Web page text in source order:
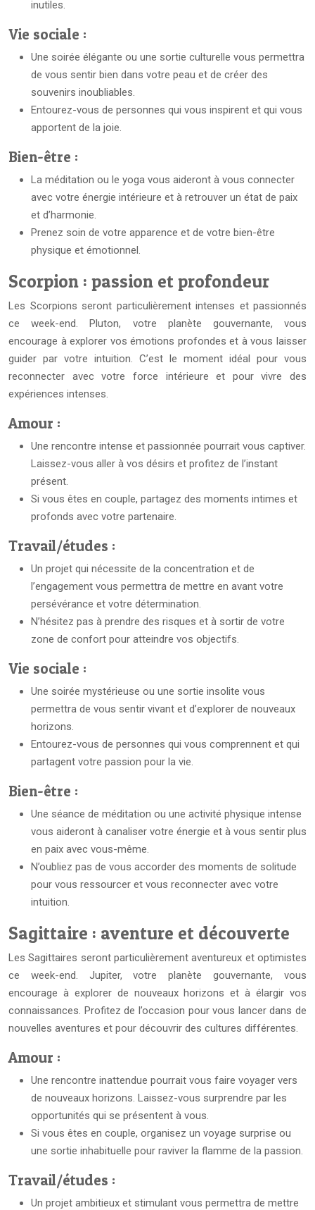
inutiles.
Vie sociale :
Une soirée élégante ou une sortie culturelle vous permettra
de vous sentir bien dans votre peau et de créer des
souvenirs inoubliables.
Entourez-vous de personnes qui vous inspirent et qui vous
apportent de la joie.
Bien-être :
La méditation ou le yoga vous aideront à vous connecter
avec votre énergie intérieure et à retrouver un état de paix
et d’harmonie.
Prenez soin de votre apparence et de votre bien-être
physique et émotionnel.
Scorpion : passion et profondeur
Les Scorpions seront particulièrement intenses et passionnés
ce week-end. Pluton, votre planète gouvernante, vous
encourage à explorer vos émotions profondes et à vous laisser
guider par votre intuition. C’est le moment idéal pour vous
reconnecter avec votre force intérieure et pour vivre des
expériences intenses.
Amour :
Une rencontre intense et passionnée pourrait vous captiver.
Laissez-vous aller à vos désirs et profitez de l’instant
présent.
Si vous êtes en couple, partagez des moments intimes et
profonds avec votre partenaire.
Travail/études :
Un projet qui nécessite de la concentration et de
l’engagement vous permettra de mettre en avant votre
persévérance et votre détermination.
N’hésitez pas à prendre des risques et à sortir de votre
zone de confort pour atteindre vos objectifs.
Vie sociale :
Une soirée mystérieuse ou une sortie insolite vous
permettra de vous sentir vivant et d’explorer de nouveaux
horizons.
Entourez-vous de personnes qui vous comprennent et qui
partagent votre passion pour la vie.
Bien-être :
Une séance de méditation ou une activité physique intense
vous aideront à canaliser votre énergie et à vous sentir plus
en paix avec vous-même.
N’oubliez pas de vous accorder des moments de solitude
pour vous ressourcer et vous reconnecter avec votre
intuition.
Sagittaire : aventure et découverte
Les Sagittaires seront particulièrement aventureux et optimistes
ce week-end. Jupiter, votre planète gouvernante, vous
encourage à explorer de nouveaux horizons et à élargir vos
connaissances. Profitez de l’occasion pour vous lancer dans de
nouvelles aventures et pour découvrir des cultures différentes.
Amour :
Une rencontre inattendue pourrait vous faire voyager vers
de nouveaux horizons. Laissez-vous surprendre par les
opportunités qui se présentent à vous.
Si vous êtes en couple, organisez un voyage surprise ou
une sortie inhabituelle pour raviver la flamme de la passion.
Travail/études :
Un projet ambitieux et stimulant vous permettra de mettre